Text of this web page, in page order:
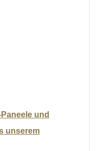
und
unserem